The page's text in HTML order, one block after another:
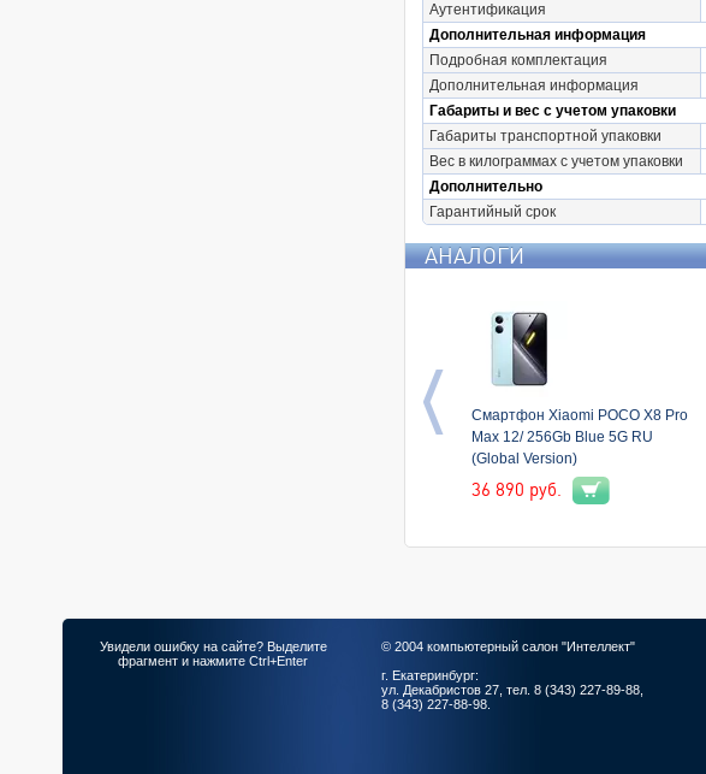
Аутентификация
Дополнительная информация
Подробная комплектация
Дополнительная информация
Габариты и вес с учетом упаковки
Габариты транспортной упаковки
Вес в килограммах с учетом упаковки
Дополнительно
Гарантийный срок
АНАЛОГИ
Смартфон Xiaomi POCO X8 Pro
Max 12/ 256Gb Blue 5G RU
(Global Version)
36 890 руб.
Увидели ошибку на сайте? Выделите
фрагмент и нажмите Ctrl+Enter
© 2004 компьютерный салон "Интеллект"
г. Екатеринбург:
ул. Декабристов 27, тел. 8 (343) 227-89-88,
8 (343) 227-88-98.